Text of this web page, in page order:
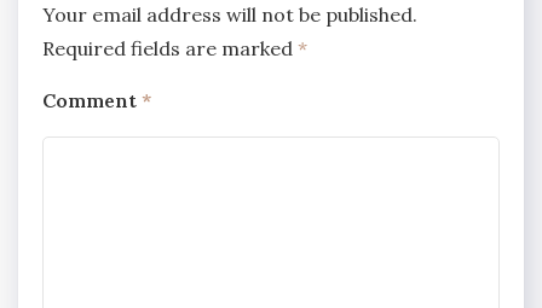
Your email address will not be published.
Required fields are marked *
Comment *